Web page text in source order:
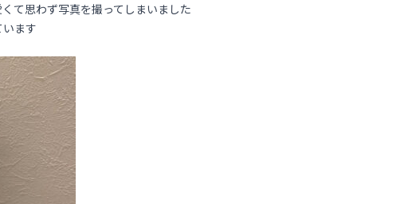
て思わず写真を撮ってしまいました
ます